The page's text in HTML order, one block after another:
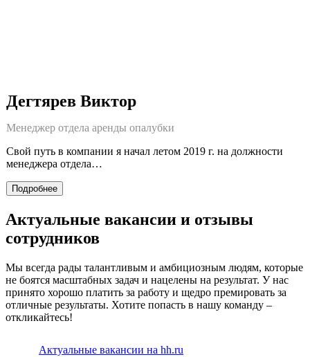
Дегтярев Виктор
Менеджер отдела аренды опалубки
Свой путь в компании я начал летом 2019 г. на должности
менеджера отдела…
Подробнее
Актуальные вакансии и отзывы
сотрудников
Мы всегда рады талантливым и амбициозным людям, которые
не боятся масштабных задач и нацелены на результат. У нас
принято хорошо платить за работу и щедро премировать за
отличные результаты. Хотите попасть в нашу команду –
откликайтесь!
Актуальные вакансии на hh.ru